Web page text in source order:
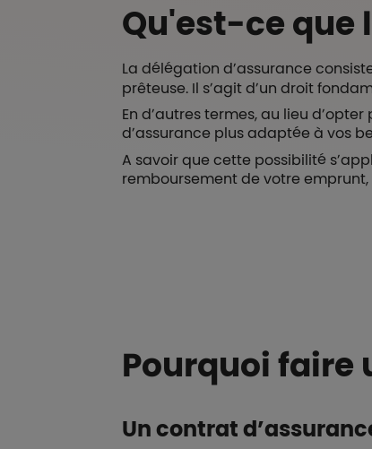
Qu'est-ce que
La délégation d’assurance
prêteuse. Il s’agit d’un droit
En d’autres termes, au lieu
d’assurance plus adaptée à vos
A savoir que cette possibilité
remboursement de votre
Pourquoi faire
Un contrat